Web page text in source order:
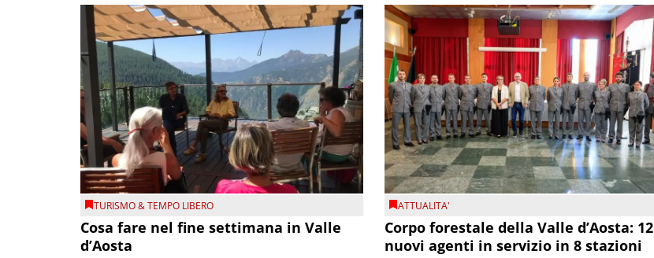
TURISMO & TEMPO LIBERO
Cosa fare nel fine settimana in Valle
d’Aosta
ATTUALITA'
Corpo forestale della Valle d’Aosta: 12
nuovi agenti in servizio in 8 stazioni